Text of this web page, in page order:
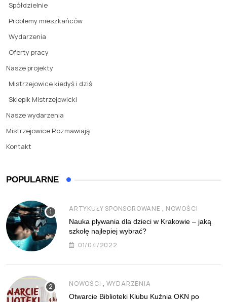
Spółdzielnie
Problemy mieszkańców
Wydarzenia
Oferty pracy
Nasze projekty
Mistrzejowice kiedyś i dziś
Sklepik Mistrzejowicki
Nasze wydarzenia
Mistrzejowice Rozmawiają
Kontakt
POPULARNE
ARTYKUŁY SPONSOROWANE , NOWOŚCI
Nauka pływania dla dzieci w Krakowie – jaką
szkołę najlepiej wybrać?
01/04/2022
NOWOŚCI , WYDARZENIA
Otwarcie Biblioteki Klubu Kuźnia OKN po